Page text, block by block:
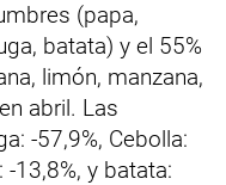
(papa,
batata) y el 55%
limón, manzana,
abril. Las
-57,9%, Cebolla:
-13,8%, y batata: